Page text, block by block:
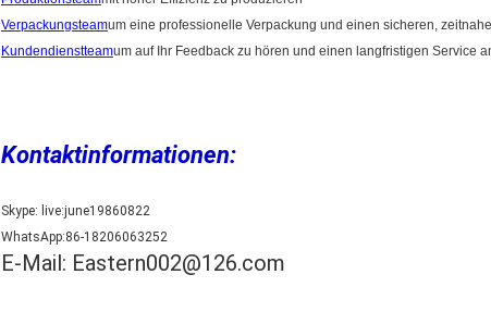
Verpackungsteamum eine professionelle Verpackung und einen sicheren,
Kundendienstteamum auf Ihr Feedback zu hören und einen langfristigen Service
Kontaktinformationen:
Skype: live:june19860822
WhatsApp:86-18206063252
E-Mail: Eastern002@126.com